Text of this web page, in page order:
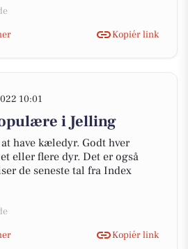
Kopiér link
10:01
i Jelling
have kæledyr. Godt hver
eller flere dyr. Det er også
de seneste tal fra Index
Kopiér link